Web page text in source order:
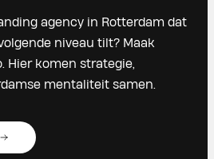
agency in Rotterdam dat
niveau tilt? Maak
Hier komen strategie,
mentaliteit samen.